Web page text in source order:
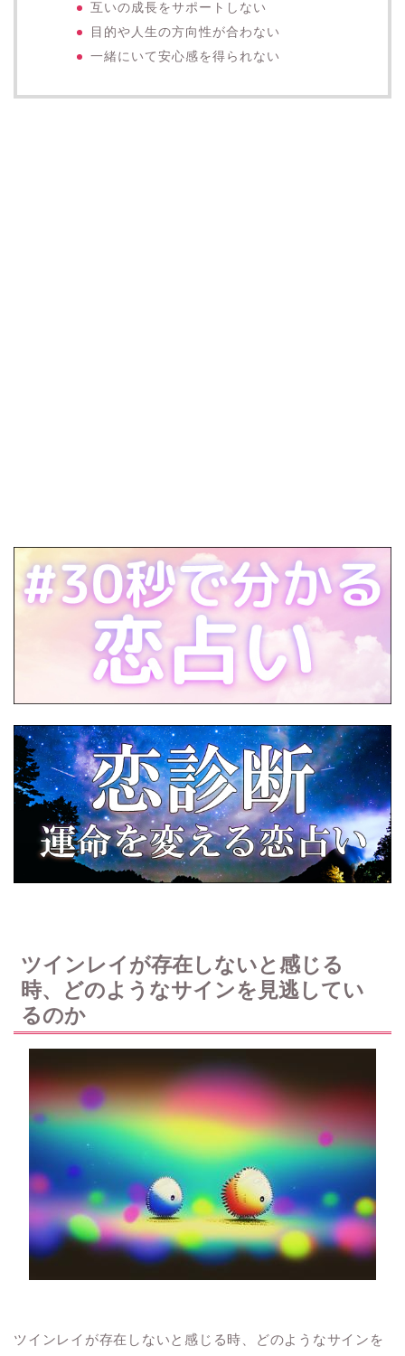
互いの成長をサポートしない
目的や人生の方向性が合わない
一緒にいて安心感を得られない
ツインレイが存在しないと感じる
時、どのようなサインを見逃してい
るのか
ツインレイが存在しないと感じる時、どのようなサインを